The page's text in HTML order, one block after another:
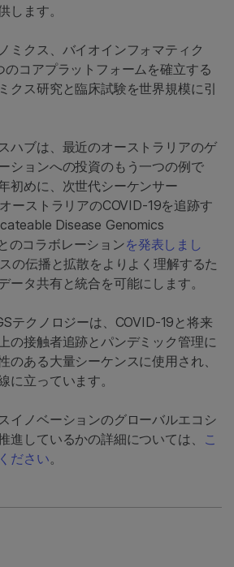
します。
ミクス、バイオインフォマティク
コアプラットフォームを確立する
クス研究と臨床試験を世界規模に引
ハブは、最近のオーストラリアのゲ
ションへの投資のもう一つの例で
初めに、次世代シーケンサー
ーストラリアのCOVID-19を追跡す
Disease Genomics
のコラボレーションを発表しまし
の伝播と拡散をよりよく理解するた
ータ共有と統合を可能にします。
テクノロジーは、COVID-19と将来
の接触者追跡とパンデミック管理に
のある大量シーケンスに使用され、
に立っています。
イノベーションのグローバルエコシ
進しているかの詳細については、
こ
ださい。